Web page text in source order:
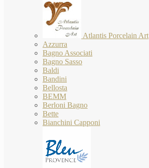
Atlantis Porcelain Art
Azzurra
Bagno Associati
Bagno Sasso
Baldi
Bandini
Bellosta
BEMM
Berloni Bagno
Bette
Bianchini Capponi